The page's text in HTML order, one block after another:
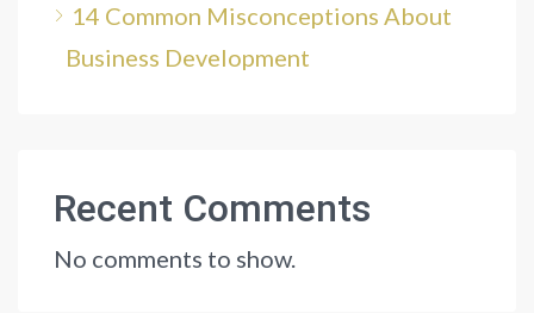
14 Common Misconceptions About
Business Development
Recent Comments
No comments to show.